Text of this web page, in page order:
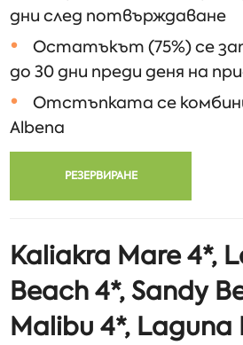
дни след потвърждаване
Остатъкът (75%) се
до 30 дни преди деня на
Отстъпката се
Albena
РЕЗЕРВИРАНЕ
Kaliakra Mare 4*,
Beach 4*, Sandy
Malibu 4*, Laguna